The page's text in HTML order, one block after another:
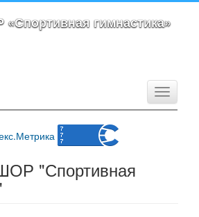
гимнастика»
Toggle
"Спортивная